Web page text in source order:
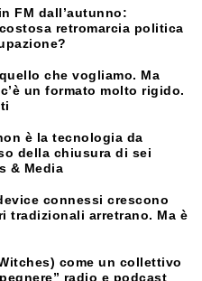
FM dall’autunno:
retromarcia politica
che vogliamo. Ma
un formato molto rigido.
è la tecnologia da
della chiusura di sei
& Media
connessi crescono
tradizionali arretrano. Ma è
come un collettivo
radio e podcast